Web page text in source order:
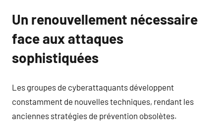
Un renouvellement nécessaire
face aux attaques
sophistiquées
Les groupes de cyberattaquants développent
constamment de nouvelles techniques, rendant les
anciennes stratégies de prévention obsolètes.